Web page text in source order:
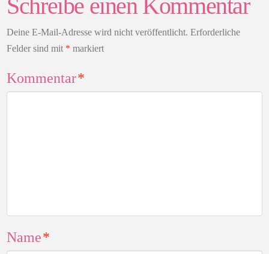
Schreibe einen Kommentar
Deine E-Mail-Adresse wird nicht veröffentlicht. Erforderliche
Felder sind mit * markiert
Kommentar*
Name*